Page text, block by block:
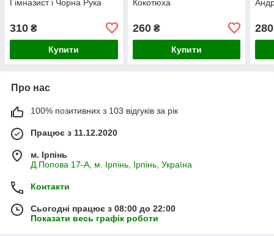
Гімназист і Чорна Рука
310 ₴
Купити
Кокотюха
260₴
Купити
280
Про нас
100% позитивних з 103 відгуків за рік
Працює з 11.12.2020
м. Ірпінь
Д.Попова 17-А, м. Ірпінь, Ірпінь, Україна
Контакти
Сьогодні працює з 08:00 до 22:00
Показати весь графік роботи